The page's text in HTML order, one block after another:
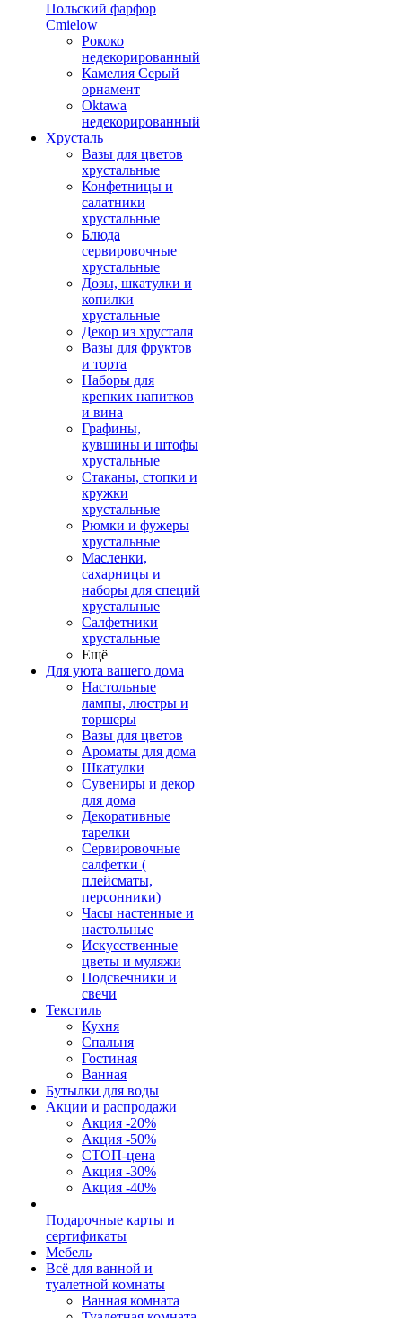
Польский фарфор
Сmielow
Рококо
недекорированный
Камелия Серый
орнамент
Oktawa
недекорированный
Хрусталь
Вазы для цветов
хрустальные
Конфетницы и
салатники
хрустальные
Блюда
сервировочные
хрустальные
Дозы, шкатулки и
копилки
хрустальные
Декор из хрусталя
Вазы для фруктов
и торта
Наборы для
крепких напитков
и вина
Графины,
кувшины и штофы
хрустальные
Стаканы, стопки и
кружки
хрустальные
Рюмки и фужеры
хрустальные
Масленки,
сахарницы и
наборы для специй
хрустальные
Салфетники
хрустальные
Ещё
Для уюта вашего дома
Настольные
лампы, люстры и
торшеры
Вазы для цветов
Ароматы для дома
Шкатулки
Сувениры и декор
для дома
Декоративные
тарелки
Сервировочные
салфетки (
плейсматы,
персонники)
Часы настенные и
настольные
Искусственные
цветы и муляжи
Подсвечники и
свечи
Текстиль
Кухня
Спальня
Гостиная
Ванная
Бутылки для воды
Акции и распродажи
Акция -20%
Акция -50%
СТОП-цена
Акция -30%
Акция -40%
Подарочные карты и
сертификаты
Мебель
Всё для ванной и
туалетной комнаты
Ванная комната